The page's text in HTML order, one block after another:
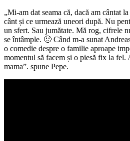
„Mi-am dat seama că, dacă am cântat
cânt și ce urmează uneori după. Nu
un sfert. Sau jumătate. Mă rog, cifrele
se întâmple. 🙂 Când m-a sunat
o comedie despre o familie aproape
momentul să facem și o piesă fix la fel.
mama”. spune Pepe.